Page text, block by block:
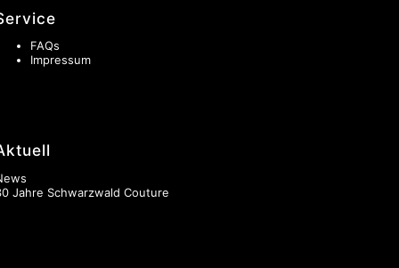
FAQs
Impressum
Jahre Schwarzwald Couture